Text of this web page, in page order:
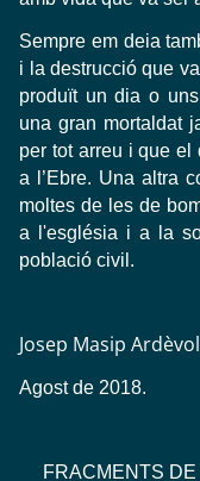
Sempre em deia
i la destrucció que
produït un dia o
una gran mortaldat
per tot arreu i que
a l’Ebre. Una altra
moltes de les de
a l'església i a la
població civil.
Josep Masip
Agost de 2018.
FRACMENTS